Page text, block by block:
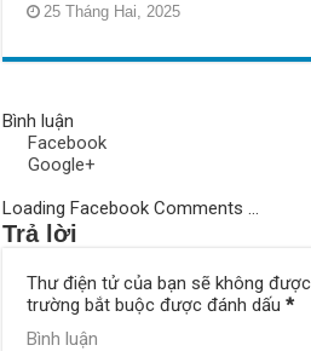
25 Tháng Hai, 2025
Bình luận
Facebook
Google+
Loading Facebook Comments ...
Trả lời
Thư điện tử của bạn sẽ không
trường bắt buộc được đánh dấu*
Bình luận